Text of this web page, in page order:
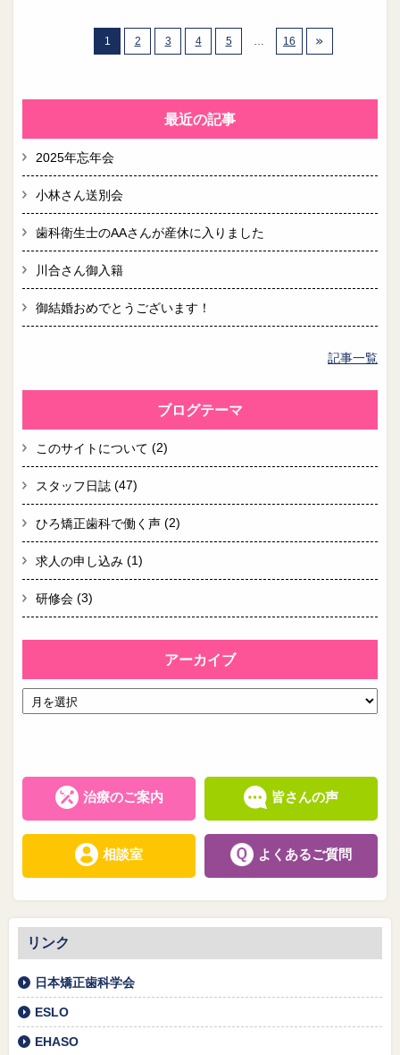
1 2 3 4 5 16
最近の記事
2025年忘年会
小林さん送別会
歯科衛生士のAAさんが産休に入りました
川合さん御入籍
御結婚おめでとうございます！
記事一覧
ブログテーマ
このサイトについて (2)
スタッフ日誌 (47)
ひろ矯正歯科で働く声 (2)
求人の申し込み (1)
研修会 (3)
アーカイブ
治療のご案内 皆さんの声
相談室 よくあるご質問
リンク
日本矯正歯科学会
ESLO
EHASO